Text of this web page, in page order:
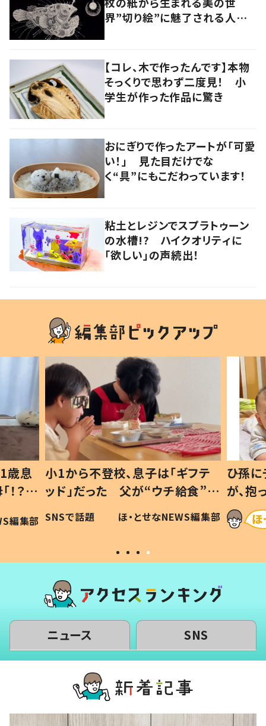
界”切り絵”に魅了される人続
【コレ、木で作ったんです】本物
そっくりで思わず二度見！ 小
学生が作った作品に驚き
おにぎりで作ったアートが「可愛
い！」 見た目だけでな
く“具”にもこだわっています！
粘土とレジンでスプラトゥーン
の水槽!? ハイクオリティに
「欲しい」の声続出！
歳息
？」
編集部
小1から不登校、息子は「ギフテ
ッド」だった 父が“ウチ給食”を
作り続ける理由とは #令和の親
#令和の子
SNSで話題 ほ・とせなNEWS編集部
ひ孫
が、
「涙が
い」
ニュース SNS